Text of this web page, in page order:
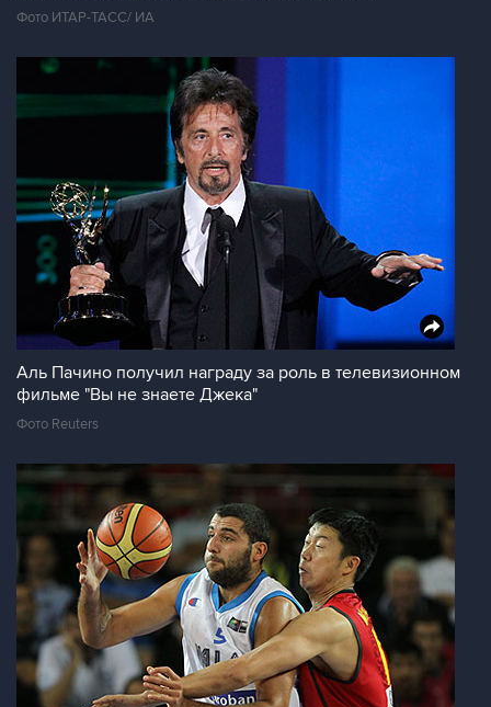
Фото ИТАР-ТАСС/ ИА
Аль Пачино получил награду за роль в телевизионном
фильме "Вы не знаете Джека"
Фото Reuters